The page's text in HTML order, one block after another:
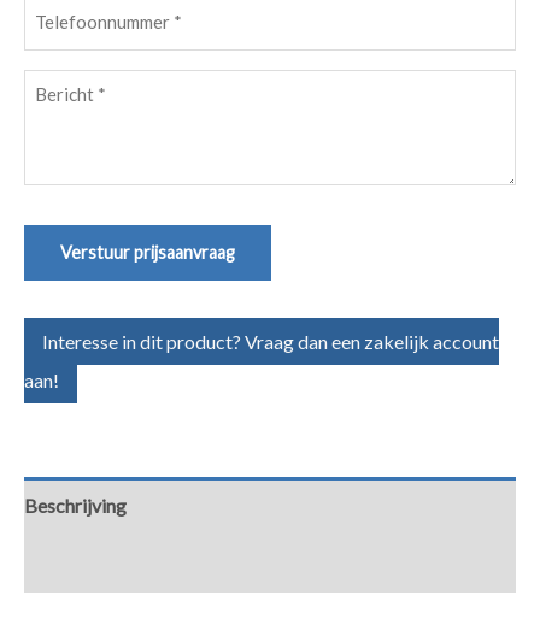
(Vereist)
Bericht(Vereist)
Verstuur prijsaanvraag
Interesse in dit product? Vraag dan een zakelijk account
aan!
Beschrijving